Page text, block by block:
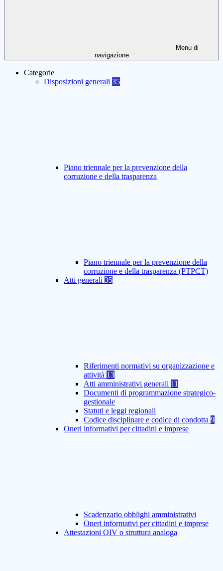
Menu di
navigazione
Categorie
Disposizioni generali 35
Piano triennale per la prevenzione della
corruzione e della trasparenza
Piano triennale per la prevenzione della
corruzione e della trasparenza (PTPCT)
Atti generali 35
Riferimenti normativi su organizzazione e
attività 13
Atti amministrativi generali 11
Documenti di programmazione strategico-
gestionale
Statuti e leggi regionali
Codice disciplinare e codice di condotta 9
Oneri informativi per cittadini e imprese
Scadenzario obblighi amministrativi
Oneri informativi per cittadini e imprese
Attestazioni OIV o struttura analoga